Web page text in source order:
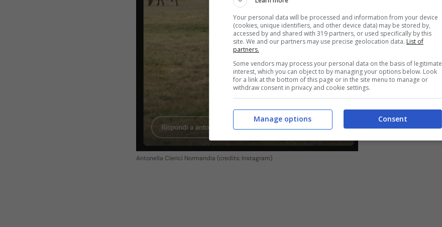
Antonella Clerici Normandia (credits: Instagram)
Your personal data will be processed and information from your device
(cookies, unique identifiers, and other device data) may be stored by,
accessed by and shared with 319 partners, or used specifically by this
site. We and our partners may use precise geolocation data. List of
partners.
Some vendors may process your personal data on the basis of legitimate
interest, which you can object to by managing your options below. Look
for a link at the bottom of this page or in the site menu to manage or
withdraw consent in privacy and cookie settings.
Consent
Manage options